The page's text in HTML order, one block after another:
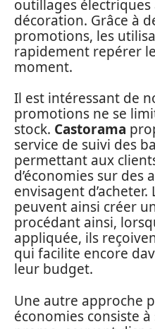
outillages électriques
décoration. Grâce à
promotions, les
rapidement repérer
moment.
Il est intéressant de
promotions ne se
stock. Castorama
service de suivi des
permettant aux
d’économies sur des
envisagent
peuvent ainsi créer
procédant ainsi,
appliquée, ils
qui facilite encore
leur budget.
Une autre approche
économies consiste